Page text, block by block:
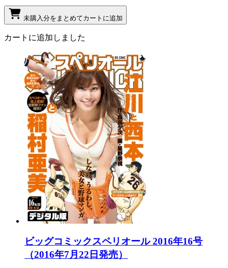
未購入分をまとめてカートに追加
カートに追加しました
ビッグコミックスペリオール 2016年16号
（2016年7月22日発売）